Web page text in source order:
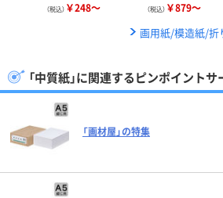
（税込） ￥248～ （税込） ￥879～
画用紙/模造紙/折
「中質紙」に関連するピンポイントサ
「画材屋」の特集